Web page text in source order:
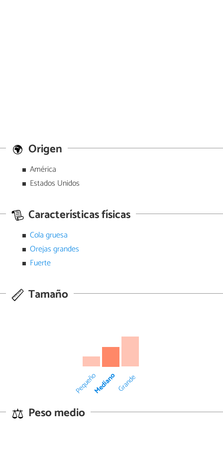
Origen
América
Estados Unidos
Características físicas
Cola gruesa
Orejas grandes
Fuerte
Tamaño
PequeñoMedianoGrande
Peso medio